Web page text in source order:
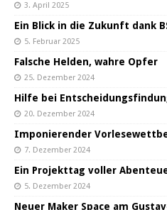
3. April 2025
Ein Blick in die Zukunft dank
5. Februar 2025
Falsche Helden, wahre Opfer
25. Dezember 2024
Hilfe bei
20. Dezember 2024
Imponierender
7. Dezember 2024
Ein Projekttag voller
5. Dezember 2024
Neuer Maker Space am